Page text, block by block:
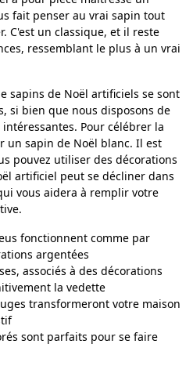
fait penser au vrai sapin tout
C'est un classique, et il reste
ressemblant le plus à un vrai
sapins de Noël artificiels se sont
si bien que nous disposons de
Pour célébrer la
un sapin de Noël blanc. Il est
pouvez utiliser des décorations
artificiel peut se décliner dans
vous aidera à remplir votre
fonctionnent comme par
argentées
associés à des décorations
la vedette
transformeront votre maison
sont parfaits pour se faire